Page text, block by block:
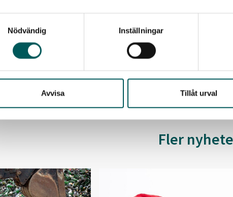
Nödvändig
Inställningar
Avvisa Tillåt urval
Senast uppdaterad - 2025-02-07
Fler